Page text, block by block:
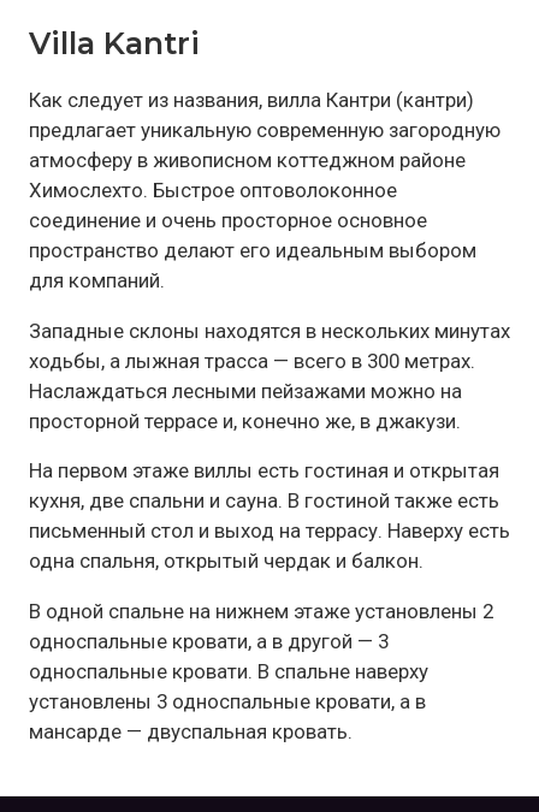
Villa Kantri
Как следует из названия, вилла Кантри (кантри)
предлагает уникальную современную загородную
атмосферу в живописном коттеджном районе
Химослехто. Быстрое оптоволоконное
соединение и очень просторное основное
пространство делают его идеальным выбором
для компаний.
Западные склоны находятся в нескольких минутах
ходьбы, а лыжная трасса — всего в 300 метрах.
Наслаждаться лесными пейзажами можно на
просторной террасе и, конечно же, в джакузи.
На первом этаже виллы есть гостиная и открытая
кухня, две спальни и сауна. В гостиной также есть
письменный стол и выход на террасу. Наверху есть
одна спальня, открытый чердак и балкон.
В одной спальне на нижнем этаже установлены 2
односпальные кровати, а в другой — 3
односпальные кровати. В спальне наверху
установлены 3 односпальные кровати, а в
мансарде — двуспальная кровать.